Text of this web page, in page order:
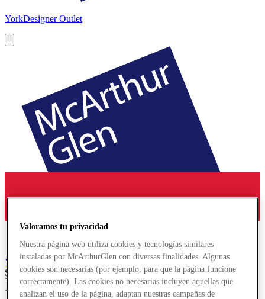
YorkDesigner Outlet
YorkDesigner Outlet
Search input
Valoramos tu privacidad
Nuestra página web utiliza cookies y tecnologías similares
instaladas por McArthurGlen con diversas finalidades. Algunas
cookies son necesarias (por ejemplo, para que la página funcione
correctamente). Las cookies no necesarias incluyen aquellas que
analizan el uso de la página, adaptan nuestras campañas de